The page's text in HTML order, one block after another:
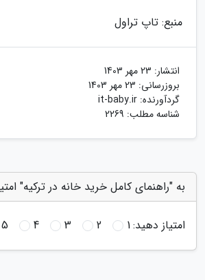
منبع: تاپ تراول
انتشار: 23 مهر 1403
بروزرسانی: 23 مهر 1403
گردآورنده: it-baby.ir
شناسه مطلب: 2269
به "راهنمای کامل خرید خانه در ترکیه"
امتیاز دهید:1
2
3
4
5